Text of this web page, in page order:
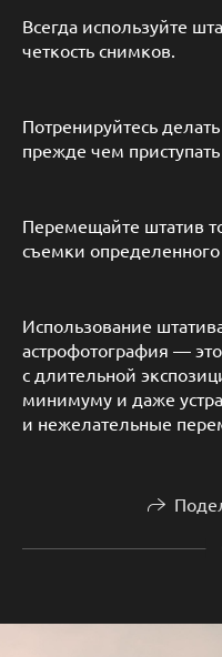
Всегда используйте
четкость снимков.
Потренируйтесь
прежде чем
Перемещайте штатив
съемки
Использование
астрофотография —
с длительной
минимуму и даже
и нежелательные